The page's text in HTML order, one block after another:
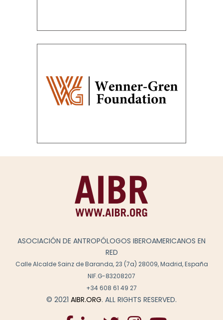
ASOCIACIÓN DE ANTROPÓLOGOS IBEROAMERICANOS EN
RED
Calle Alcalde Sainz de Baranda, 23 (7a) 28009, Madrid, España
NIF.G-83208207
+34 608 61 49 27
© 2021 AIBR.ORG. ALL RIGHTS RESERVED.